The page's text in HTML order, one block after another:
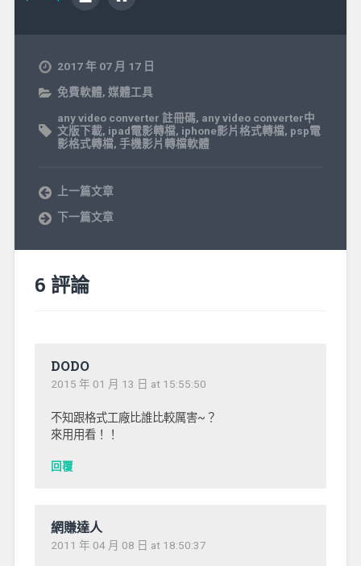
2017 年 07 月 17 日
免費軟體, 媒體工具
any video converter 註冊碼, any video converter中
文版下載, ipad電影轉檔, iphone影片格式轉檔, psp電
影格式轉檔, 手機影片轉檔軟體
上一篇文章
下一篇文章
6 評論
DODO
2015 年 01 月 13 日 at 15:55:50
不知跟格式工廠比誰比較厲害~？
來用用看！！
回覆
網賺達人
2011 年 04 月 08 日 at 18:50:37